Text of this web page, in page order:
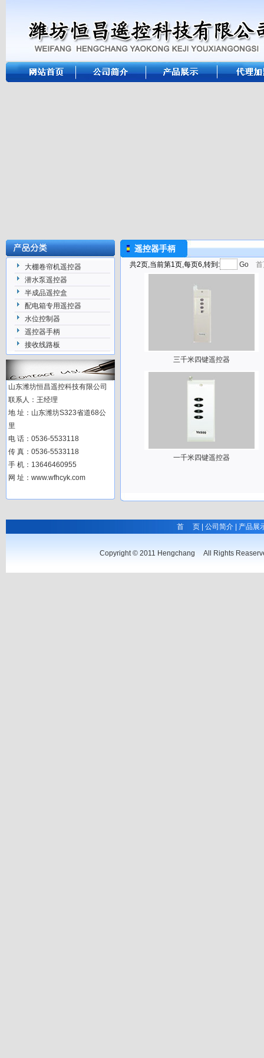
大棚卷帘机遥控器
潜水泵遥控器
半成品遥控盒
配电箱专用遥控器
水位控制器
遥控器手柄
接收线路板
山东潍坊恒昌遥控科技有限公司
联系人：王经理
地 址：山东潍坊S323省道68公
里
电 话：0536-5533118
传 真：0536-5533118
手 机：13646460955
网 址：www.wfhcyk.com
遥控器手柄
共2页,当前第1页,每页6,转到: Go
三千米四键遥控器
一千米四键遥控器
首 页| 公司简介| 产品展
Copyright © 2011 Hengchang All Rights